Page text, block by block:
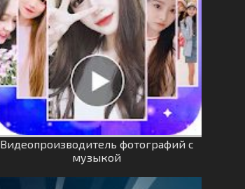
Видеопроизводитель фотографий с
музыкой